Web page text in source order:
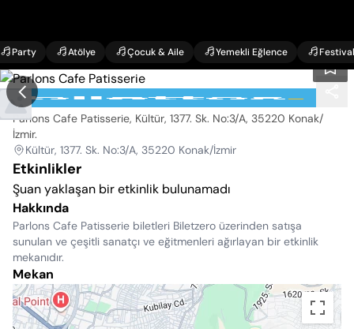
Party Atölye Çocuk & Aile Yemekli Eğlence Festival
Parlons Cafe Patisserie
Parlons Cafe Patisserie, Kültür, 1377. Sk. No:3/A, 35220 Konak/
İzmir.
Kültür, 1377. Sk. No:3/A, 35220 Konak/İzmir
Etkinlikler
Şuan yaklaşan bir etkinlik bulunamadı
Hakkında
Parlons Cafe Patisserie biletleri Biletzero üzerinden satışa
sunulan ve çeşitli sanatçı ve eğitmenleri ağırlayan bir etkinlik
mekanıdır.
Mekan